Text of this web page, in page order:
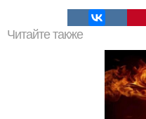
Читайте также